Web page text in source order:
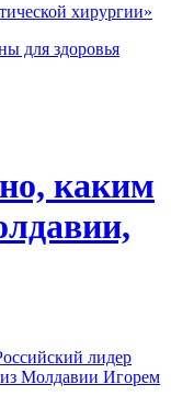
хирургии»
для здоровья
каким
лидер
Молдавии Игорем